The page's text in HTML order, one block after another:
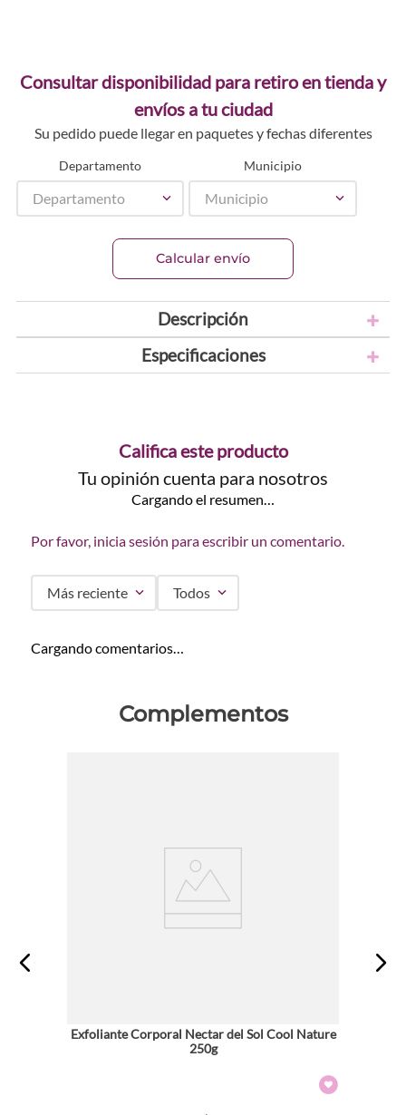
Consultar disponibilidad para retiro en tienda y
envíos a tu ciudad
Su pedido puede llegar en paquetes y fechas diferentes
Departamento
Departamento
Municipio
Municipio
Calcular envío
Descripción
Especificaciones
Califica este producto
Tu opinión cuenta para nosotros
Cargando el resumen…
Por favor, inicia sesión para escribir un comentario.
Más reciente Todos
Cargando comentarios…
Complementos
Exfoliante Corporal Nectar del Sol Cool Nature
250g